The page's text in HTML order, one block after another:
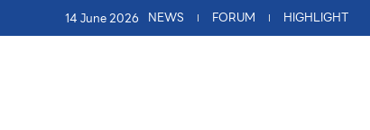
14 June 2026 NEWS FORUM HIGHLIGHT